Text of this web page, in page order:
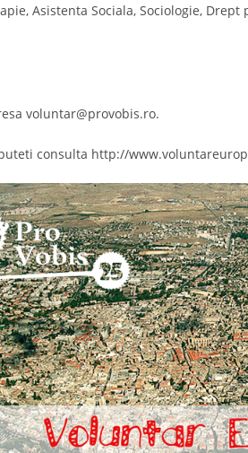
Asistenta Sociala, Sociologie,
voluntar@provobis.ro.
consulta http://